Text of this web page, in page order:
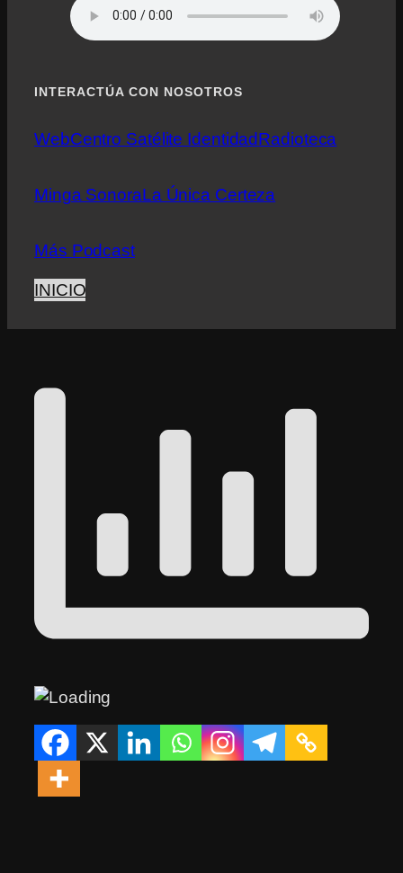
INTERACTÚA CON NOSOTROS
WebCentro Satélite IdentidadRadioteca
Minga SonoraLa Única Certeza
Más Podcast
INICIO